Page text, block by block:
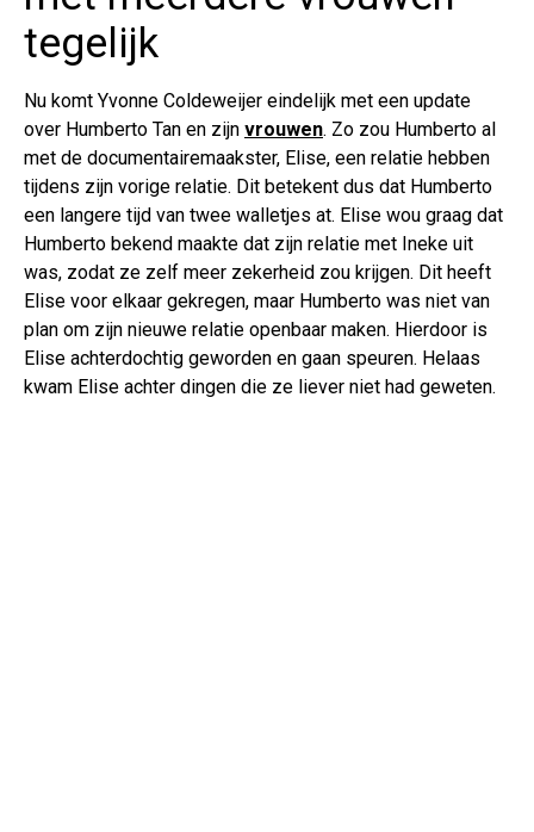
tegelijk
Nu komt Yvonne Coldeweijer eindelijk met een update
over Humberto Tan en zijn vrouwen. Zo zou Humberto al
met de documentairemaakster, Elise, een relatie hebben
tijdens zijn vorige relatie. Dit betekent dus dat Humberto
een langere tijd van twee walletjes at. Elise wou graag dat
Humberto bekend maakte dat zijn relatie met Ineke uit
was, zodat ze zelf meer zekerheid zou krijgen. Dit heeft
Elise voor elkaar gekregen, maar Humberto was niet van
plan om zijn nieuwe relatie openbaar maken. Hierdoor is
Elise achterdochtig geworden en gaan speuren. Helaas
kwam Elise achter dingen die ze liever niet had geweten.